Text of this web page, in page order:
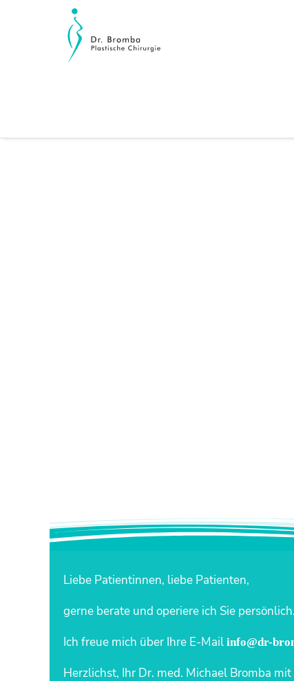
Liebe Patientinnen, liebe Patienten,
gerne berate und operiere ich Sie persönlich.
Ich freue mich über Ihre E-Mail info@dr-
Herzlichst, Ihr Dr. med. Michael Bromba mit